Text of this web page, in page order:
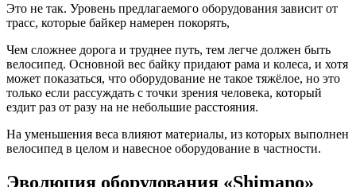
Это не так. Уровень предлагаемого оборудования зависит от
трасс, которые байкер намерен покорять,
Чем сложнее дорога и труднее путь, тем легче должен быть
велосипед. Основной вес байку придают рама и колеса, и хотя
может показаться, что оборудование не такое тяжёлое, но это
только если рассуждать с точки зрения человека, который
ездит раз от разу на не небольшие расстояния.
На уменьшения веса влияют материалы, из которых выполнен
велосипед в целом и навесное оборудование в частности.
Эволюция оборудования «Shimano»